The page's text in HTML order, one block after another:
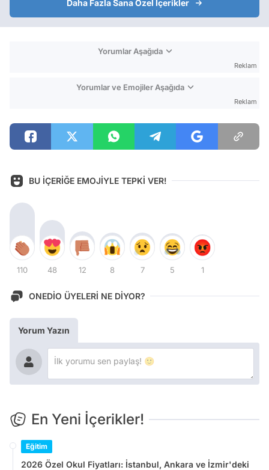
Daha Fazla Sana Özel İçerikler
Yorumlar Aşağıda
Reklam
Yorumlar ve Emojiler Aşağıda
Reklam
BU İÇERİĞE EMOJİYLE TEPKİ VER!
110 48 12 8 7 5 1
ONEDİO ÜYELERİ NE DİYOR?
Yorum Yazın
En Yeni İçerikler!
Eğitim
2026 Özel Okul Fiyatları: İstanbul, Ankara ve İzmir'deki